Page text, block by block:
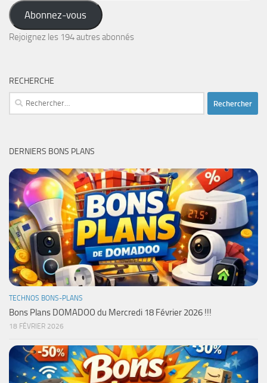
adresse
e-
mail
Abonnez-vous
Rejoignez les 194 autres abonnés
RECHERCHE
Rechercher :
DERNIERS BONS PLANS
TECHNOS BONS-PLANS
Bons Plans DOMADOO du Mercredi 18 Février 2026 !!!
18 FÉVRIER 2026